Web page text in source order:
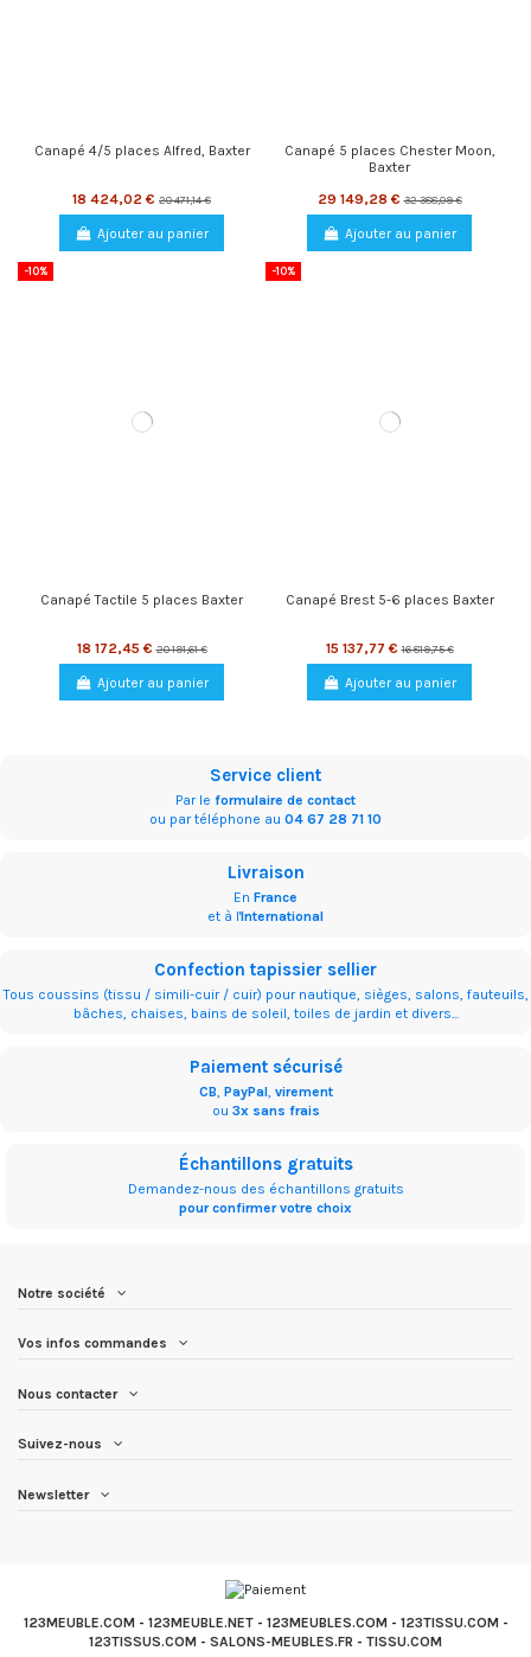
Canapé 4/5 places Alfred, Baxter
18 424,02 € 20 471,14 €
Ajouter au panier
Canapé 5 places Chester Moon,
Baxter
29 149,28 € 32 388,09 €
Ajouter au panier
-10%
Canapé Tactile 5 places Baxter
18 172,45 € 20 191,61 €
Ajouter au panier
-10%
Canapé Brest 5-6 places Baxter
15 137,77 € 16 819,75 €
Ajouter au panier
Service client
Par le formulaire de contact
ou par téléphone au 04 67 28 71 10
Livraison
En France
et à l'International
Confection tapissier sellier
Tous coussins (tissu / simili-cuir / cuir) pour nautique, sièges, salons, fauteuils,
bâches, chaises, bains de soleil, toiles de jardin et divers...
Paiement sécurisé
CB PayPal, virement
ou 3x sans frais
Échantillons gratuits
Demandez-nous des échantillons gratuits
pour confirmer votre choix
Notre société
Vos infos commandes
Nous contacter
Suivez-nous
Newsletter
123MEUBLE.COM - 123MEUBLE.NET- 123MEUBLES.COM - 123TISSU.COM -
123TISSUS.COM - SALONS-MEUBLES.FR - TISSU.COM